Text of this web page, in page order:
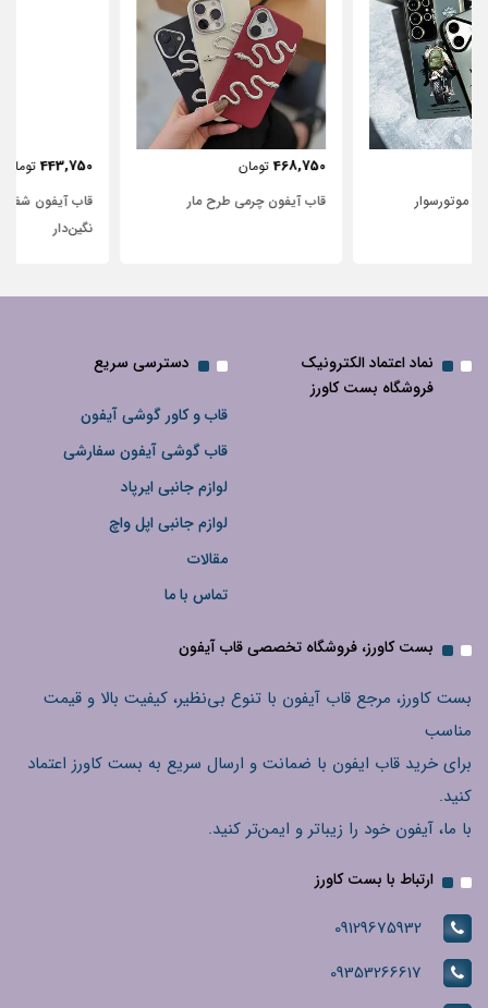
قاب آیفون چرمی طرح مار
قاب آیفون شفاف با پاپیون سفید و
نماد اعتماد الکترونیک
فروشگاه بست کاورز
دسترسی سریع
قاب و کاور گوشی آیفون
قاب گوشی آیفون سفارشی
لوازم جانبی ایرپاد
لوازم جانبی اپل واچ
مقالات
تماس با ما
بست کاورز، فروشگاه تخصصی قاب آیفون
بست کاورز، مرجع قاب آیفون با تنوع بی‌نظیر، کیفیت بالا و قیمت
مناسب
برای خرید قاب ایفون با ضمانت و ارسال سریع به بست کاورز اعتماد
کنید.
با ما، آیفون خود را زیباتر و ایمن‌تر کنید.
ارتباط با بست کاورز
09129675932
09353266617